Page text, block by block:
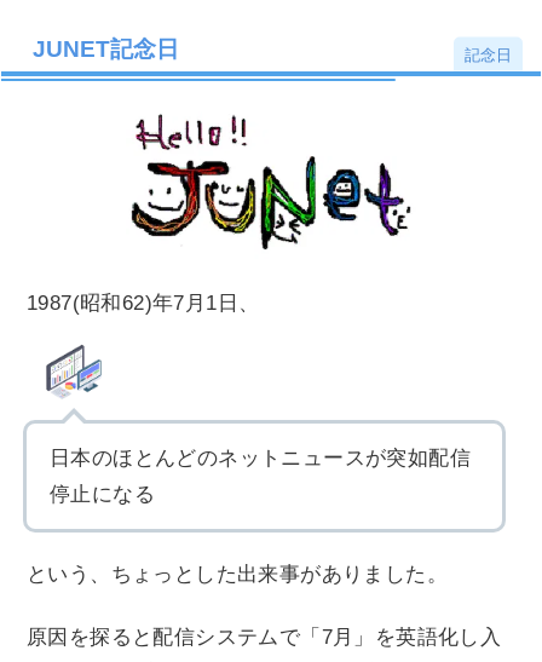
JUNET記念日 記念日
1987(昭和62)年7月1日、
日本のほとんどのネットニュースが突如配信
停止になる
という、ちょっとした出来事がありました。
原因を探ると配信システムで「7月」を英語化し入